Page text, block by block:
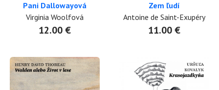
Pani Dallowayová
Virginia Woolfová
12.00 €
Zem ľudí
Antoine de Saint-Exupéry
11.00 €